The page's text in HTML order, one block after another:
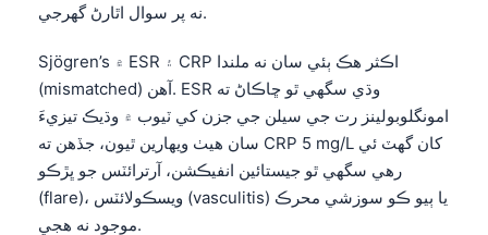
نه پر سوال اٿارڻ گهرجي.
Sjögren’s ۾ ESR ۽ CRP اڪثر هڪ ٻئي سان نه ملندا
(mismatched) آهن. ESR وڌي سگهي ٿو ڇاڪاڻ ته
امونگلوبولينز رت جي سيلن جي جزن کي ٽيوب ۾ وڌيڪ تيزيءَ
سان هيٺ ويهارين ٿيون، جڏهن ته CRP 5 mg/L کان گهٽ ئي
رهي سگهي ٿو جيستائين انفيڪشن، آرترائٽس جو ڀڙڪو
(flare)، ويسڪولائٽس (vasculitis) يا ٻيو ڪو سوزشي محرڪ
موجود نه هجي.